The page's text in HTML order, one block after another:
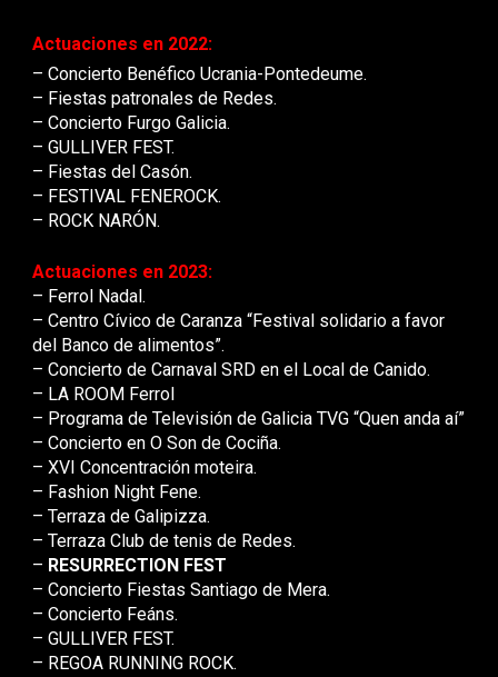
Actuaciones en 2022:
– Concierto Benéfico Ucrania-Pontedeume.
– Fiestas patronales de Redes.
– Concierto Furgo Galicia.
– GULLIVER FEST.
– Fiestas del Casón.
– FESTIVAL FENEROCK.
– ROCK NARÓN.
Actuaciones en 2023:
– Ferrol Nadal.
– Centro Cívico de Caranza “Festival solidario a favor
del Banco de alimentos”.
– Concierto de Carnaval SRD en el Local de Canido.
– LA ROOM Ferrol
– Programa de Televisión de Galicia TVG “Quen anda aí”
– Concierto en O Son de Cociña.
– XVI Concentración moteira.
– Fashion Night Fene.
– Terraza de Galipizza.
– Terraza Club de tenis de Redes.
– RESURRECTION FEST
– Concierto Fiestas Santiago de Mera.
– Concierto Feáns.
– GULLIVER FEST.
– REGOA RUNNING ROCK.